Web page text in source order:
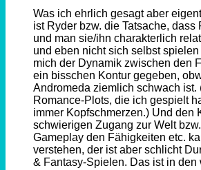
Was ich ehrlich gesagt aber
ist Ryder bzw. die Tatsache, dass
und man sie/ihn charakterlich
und eben nicht sich selbst
mich der Dynamik zwischen den
ein bisschen Kontur gegeben,
Andromeda ziemlich schwach ist.
Romance-Plots, die ich gespielt
immer Kopfschmerzen.) Und den
schwierigen Zugang zur Welt
Gameplay den Fähigkeiten etc.
verstehen, der ist aber schlicht
& Fantasy-Spielen. Das ist in